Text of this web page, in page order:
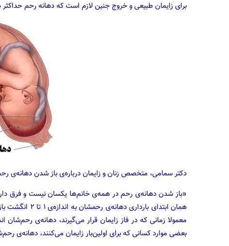
برای زایمان طبیعی و خروج جنین لازم است که دهانه رحم
دکتر سمامی،‌ متخصص زنان و زایمان درباره‌ی باز شدن دهانه‌ی
«باز شدن دهانه‌ی رحم در همه‌ی خانم‌ها یکسان نیست و فرق
همان ابتدای
بعضی موارد کسانی که برای اولین‌بار زایمان می‌کنند، دهانه‌ی